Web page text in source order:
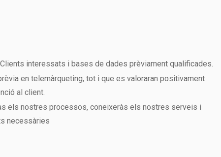
interessats i bases de dades prèviament qualificades.
en telemàrqueting, tot i que es valoraran positivament
al client.
els nostres processos, coneixeràs els nostres serveis i
necessàries